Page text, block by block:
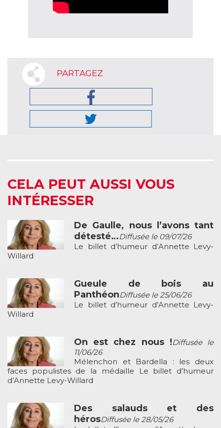
PARTAGEZ
CELA PEUT AUSSI VOUS
INTÉRESSER
De Gaulle, nous l’avons tant
détesté…Diffusée le 09/07/26
Le billet d’humeur d’Annette Levy-
Willard
Gueule de bois au
PanthéonDiffusée le 25/06/26
Le billet d’humeur d’Annette Levy-
Willard
On est chez nous !Diffusée le
11/06/26
Mélenchon et Bardella : les deux
faces populistes de la médaille Le billet d’humeur
d’Annette Levy-Willard
Des salauds et des
hérosDiffusée le 28/05/26